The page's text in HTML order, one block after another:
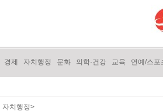
경제 자치행정 문화 의학·건강 교육 연예/스포
자치행정>